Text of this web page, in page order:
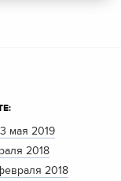
мая 2019
2018
2018